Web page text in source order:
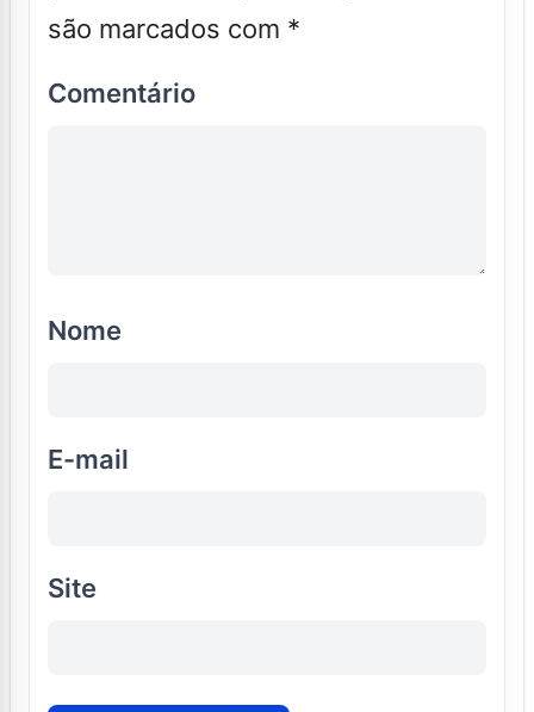
são marcados com *
Comentário
Nome
E-mail
Site